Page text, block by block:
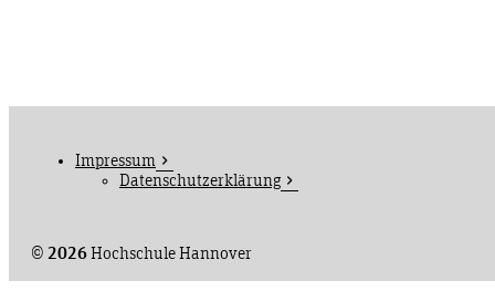
© 2026Hochschule Hannover
Impressum
Datenschutzerklärung